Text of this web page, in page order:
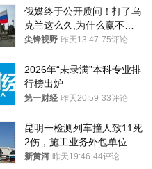
俄媒终于公开质问！打了乌
克兰这么久,为什么赢不了?
答案令人沉默
尖锋视野 昨天13:47 75评论
2026年“未录满”本科专业排
行榜出炉
第一财经 昨天20:59 33评论
昆明一检测列车撞人致11死
2伤，施工业务外包单位被
罚1.5万元，国铁昆明局被
新黄河 昨天19:46 44评论